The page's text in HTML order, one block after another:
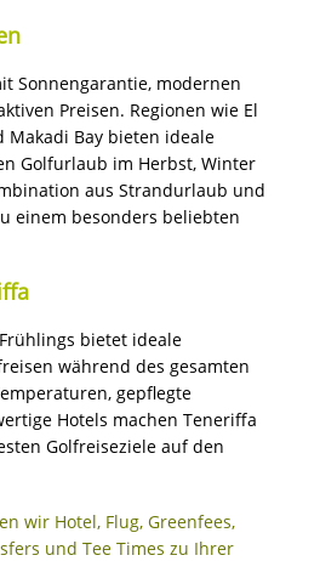
Sonnengarantie, modernen
Preisen. Regionen wie El
Makadi Bay bieten ideale
Golfurlaub im Herbst, Winter
aus Strandurlaub und
einem besonders beliebten
bietet ideale
während des gesamten
gepflegte
Hotels machen Teneriffa
Golfreiseziele auf den
wir Hotel, Flug, Greenfees,
und Tee Times zu Ihrer